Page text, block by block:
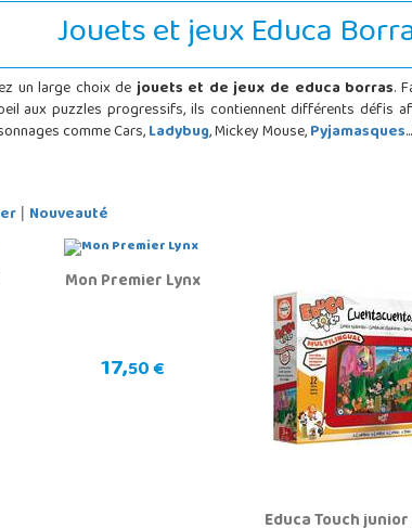
Jouets et jeux Educa
un large choix dejouets et de jeux de educa borras.
aux puzzles progressifs, ils contiennent différents
comme Cars,Ladybug, Mickey Mouse,Pyjamasques
| Nouveauté
Mon Premier Lynx
17,50 €
Educa Touch